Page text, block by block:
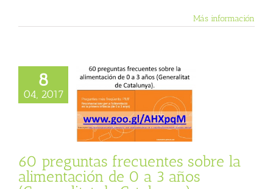
Más información
8
04, 2017
frecuentes
de 0
(Generalitat de
Textos de Julio
Basulto60 preguntas frecuentes sobre la
alimentación de 0 a 3 años